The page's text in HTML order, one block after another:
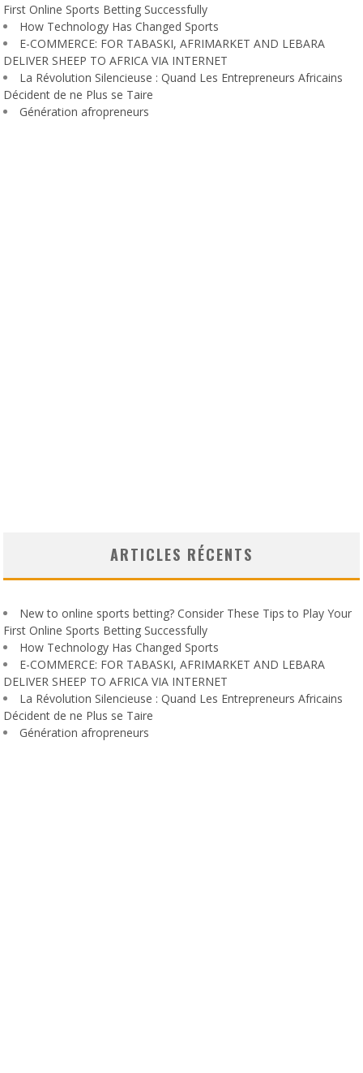
First Online Sports Betting Successfully
How Technology Has Changed Sports
E-COMMERCE: FOR TABASKI, AFRIMARKET AND LEBARA
DELIVER SHEEP TO AFRICA VIA INTERNET
La Révolution Silencieuse : Quand Les Entrepreneurs Africains
Décident de ne Plus se Taire
Génération afropreneurs
ARTICLES RÉCENTS
New to online sports betting? Consider These Tips to Play Your
First Online Sports Betting Successfully
How Technology Has Changed Sports
E-COMMERCE: FOR TABASKI, AFRIMARKET AND LEBARA
DELIVER SHEEP TO AFRICA VIA INTERNET
La Révolution Silencieuse : Quand Les Entrepreneurs Africains
Décident de ne Plus se Taire
Génération afropreneurs